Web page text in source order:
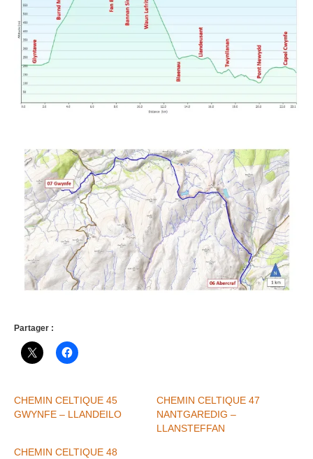
Partager :
CHEMIN CELTIQUE 45
GWYNFE – LLANDEILO
CHEMIN CELTIQUE 47
NANTGAREDIG –
LLANSTEFFAN
CHEMIN CELTIQUE 48